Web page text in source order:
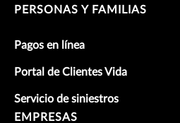
PERSONAS Y FAMILIAS
Pagos en línea
Portal de Clientes Vida
Servicio de siniestros
EMPRESAS